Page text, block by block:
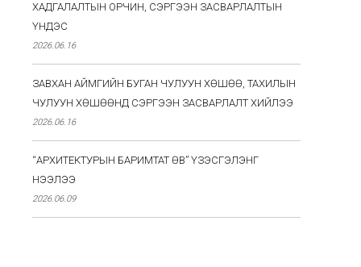
ХАДГАЛАЛТЫН ОРЧИН, СЭРГЭЭН ЗАСВАРЛАЛТЫН
ҮНДЭС
2026.06.16
ЗАВХАН АЙМГИЙН БУГАН ЧУЛУУН ХӨШӨӨ, ТАХИЛЫН
ЧУЛУУН ХӨШӨӨНД СЭРГЭЭН ЗАСВАРЛАЛТ ХИЙЛЭЭ
2026.06.16
“АРХИТЕКТУРЫН БАРИМТАТ ӨВ” ҮЗЭСГЭЛЭНГ
НЭЭЛЭЭ
2026.06.09